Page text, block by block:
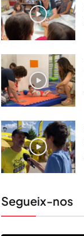
Segueix-nos